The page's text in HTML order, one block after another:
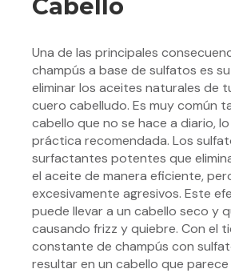
Cabello
Una de las principales
champús a base de sulfatos es
eliminar los aceites naturales de
cuero cabelludo. Es muy común
cabello que no se hace a diario,
práctica recomendada. Los
surfactantes potentes que
el aceite de manera eficiente,
excesivamente agresivos. Este
puede llevar a un cabello seco y
causando frizz y quiebre. Con el
constante de champús con
resultar en un cabello que